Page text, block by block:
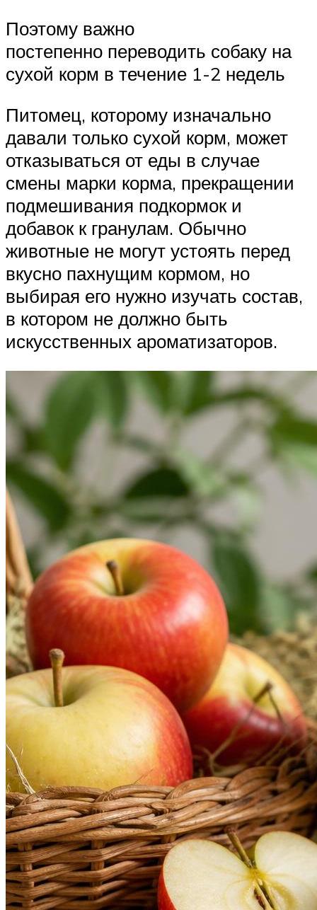
Поэтому важно
постепенно переводить собаку на
сухой корм в течение 1-2 недель
Питомец, которому изначально
давали только сухой корм, может
отказываться от еды в случае
смены марки корма, прекращении
подмешивания подкормок и
добавок к гранулам. Обычно
животные не могут устоять перед
вкусно пахнущим кормом, но
выбирая его нужно изучать состав,
в котором не должно быть
искусственных ароматизаторов.